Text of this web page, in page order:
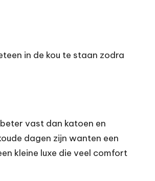
in de kou te staan zodra
vast dan katoen en
dagen zijn wanten een
kleine luxe die veel comfort